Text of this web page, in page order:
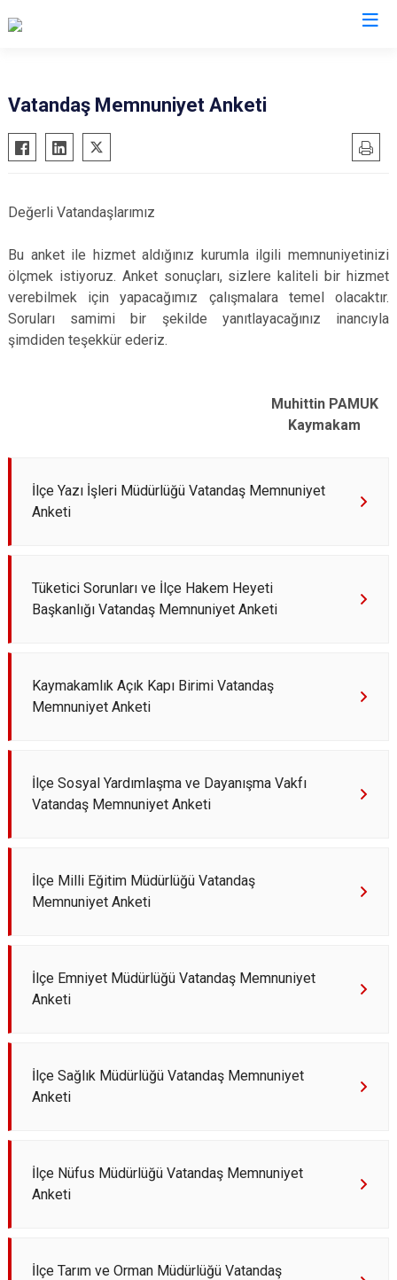
Adalar
Avcılar
Bahçelievler
Bakırköy
Bayrampaşa
Beşiktaş
Beykoz
Kadıköy
Kağıthane
Kartal
Küçükçekmece
Maltepe
Zeytinburnu
Arnavutköy
Ataşehir
Başakşehir
Esenyurt
Vatandaş Memnuniyet Anketi
Değerli Vatandaşlarımız
Bu anket ile hizmet aldığınız kurumla ilgili memnuniyetinizi
ölçmek istiyoruz. Anket sonuçları, sizlere kaliteli bir hizmet
verebilmek için yapacağımız çalışmalara temel olacaktır.
Soruları samimi bir şekilde yanıtlayacağınız inancıyla
şimdiden teşekkür ederiz.
Muhittin PAMUK
Kaymakam
İlçe Yazı İşleri Müdürlüğü Vatandaş Memnuniyet
Anketi
Tüketici Sorunları ve İlçe Hakem Heyeti
Başkanlığı Vatandaş Memnuniyet Anketi
Kaymakamlık Açık Kapı Birimi Vatandaş
Memnuniyet Anketi
İlçe Sosyal Yardımlaşma ve Dayanışma Vakfı
Vatandaş Memnuniyet Anketi
İlçe Milli Eğitim Müdürlüğü Vatandaş
Memnuniyet Anketi
İlçe Emniyet Müdürlüğü Vatandaş Memnuniyet
Anketi
İlçe Sağlık Müdürlüğü Vatandaş Memnuniyet
Anketi
İlçe Nüfus Müdürlüğü Vatandaş Memnuniyet
Anketi
İlçe Tarım ve Orman Müdürlüğü Vatandaş